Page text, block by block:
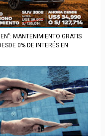
MANTENIMIENTO GRATIS
0% DE INTERÉS EN